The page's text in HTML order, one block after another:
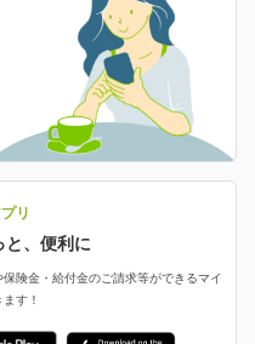
がわかる！
込み など
ービス
リ
と、便利に
険金・給付金のご請求等ができるマイ
す！